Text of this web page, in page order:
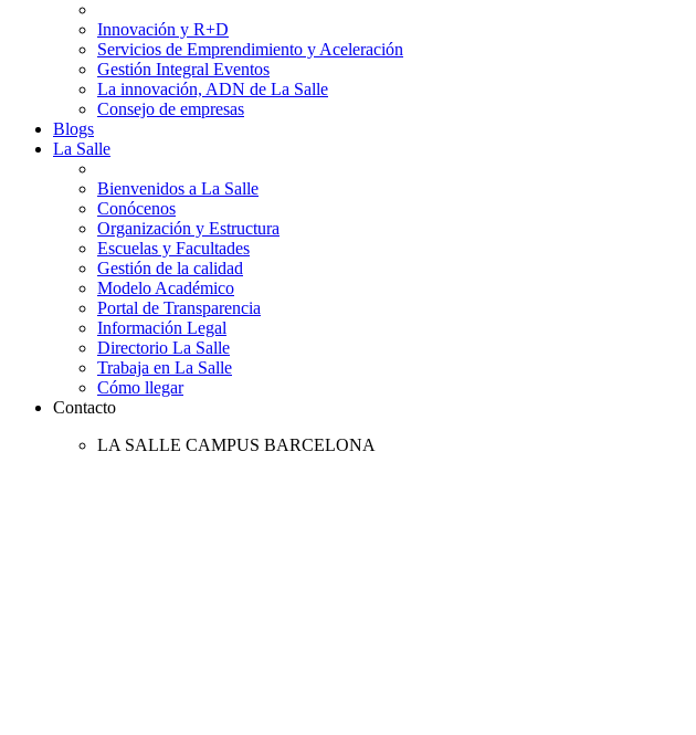
Innovación y R+D
Servicios de Emprendimiento y Aceleración
Gestión Integral Eventos
La innovación, ADN de La Salle
Consejo de empresas
Blogs
La Salle
Bienvenidos a La Salle
Conócenos
Organización y Estructura
Escuelas y Facultades
Gestión de la calidad
Modelo Académico
Portal de Transparencia
Información Legal
Directorio La Salle
Trabaja en La Salle
Cómo llegar
Contacto
LA SALLE CAMPUS BARCELONA